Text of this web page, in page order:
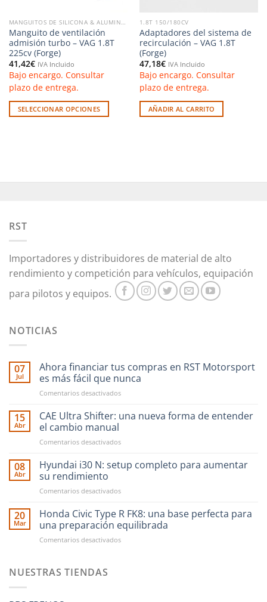
MANGUITOS DE SILICONA & ALUMINIO
Manguito de ventilación
admisión turbo – VAG 1.8T
225cv (Forge)
41,42€ IVA Incluido
Bajo encargo. Consultar
plazo de entrega.
SELECCIONAR OPCIONES
Las
pueden
la
página
producto
1.8T 150/180CV
Adaptadores del sistema de
recirculación – VAG 1.8T
(Forge)
47,18€ IVA Incluido
Bajo encargo. Consultar
plazo de entrega.
AÑADIR AL CARRITO
RST
Importadores y distribuidores de material de alto
rendimiento y competición para vehículos, equipación
para pilotos y equipos.
NOTICIAS
07
Jul
Ahora financiar tus compras en RST Motorsport
es más fácil que nunca
Comentarios desactivadosen
financiar
en
Motorsport
fácil
nunca
15
Abr
CAE Ultra Shifter: una nueva forma de entender
el cambio manual
Comentarios desactivadosen
Ultra
Shifter:
nueva
de
entender
cambio
08
Abr
Hyundai i30 N: setup completo para aumentar
su rendimiento
Comentarios desactivadosen
i30
setup
completo
20
Mar
Honda Civic Type R FK8: una base perfecta para
una preparación equilibrada
Comentarios desactivadosen
NUESTRAS TIENDAS